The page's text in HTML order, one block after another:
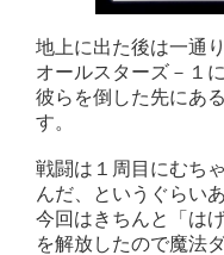
地上に出た後は一通
オールスターズ－１に
彼らを倒した先にあ
す。
戦闘は１周目にむち
んだ、というぐらい
今回はきちんと「は
を解放したので魔法